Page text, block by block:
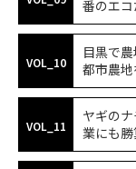
番のエコ
VOL_10
目黒で
都市農
VOL_11
ヤギの
業にも